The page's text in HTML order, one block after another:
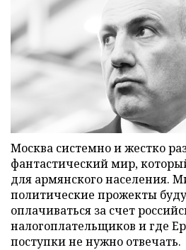
Москва системно и жестко
фантастический мир,
для армянского населения.
политические прожекты
оплачиваться за счет
налогоплательщиков и где
поступки не нужно отвечать.